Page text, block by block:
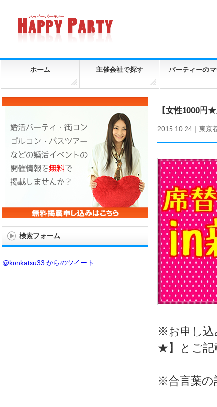
ホーム 主催会社で探す パーティーの
【女性1000円
2015.10.24｜ 東京
※お申し込
★】とご記
※合言葉の
検索フォーム
@konkatsu33 からのツイート